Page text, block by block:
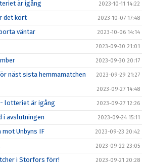
är igång 2023-10-11 14:22
det kört 2023-10-07 17:48
väntar 2023-10-06 14:14
2023-09-30 21:01
2023-09-30 20:17
näst sista hemmamatchen 2023-09-29 21:27
2023-09-27 14:48
lotteriet är igång 2023-09-27 12:26
i avslutningen 2023-09-24 15:11
Unbyns IF 2023-09-23 20:42
2023-09-22 23:05
i Storfors förr! 2023-09-21 20:28